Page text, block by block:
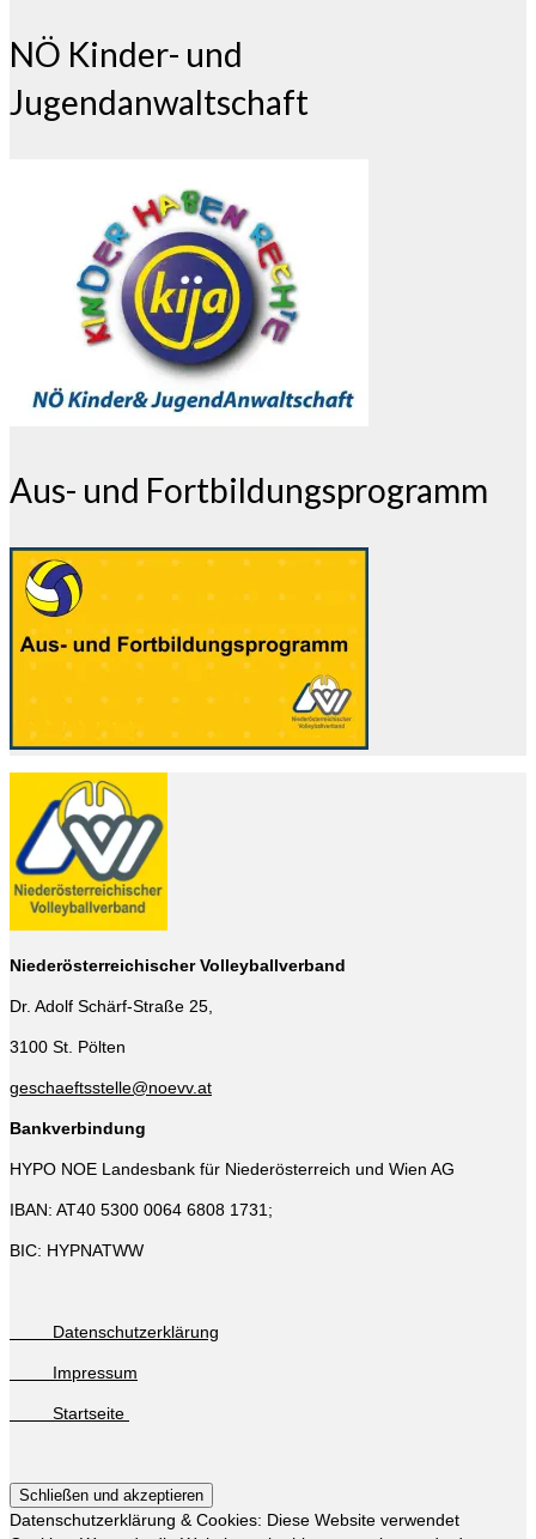
NÖ Kinder- und
Jugendanwaltschaft
Aus- und Fortbildungsprogramm
Niederösterreichischer Volleyballverband
Dr. Adolf Schärf-Straße 25,
3100 St. Pölten
geschaeftsstelle@noevv.at
Bankverbindung
HYPO NOE Landesbank für Niederösterreich und Wien AG
IBAN: AT40 5300 0064 6808 1731;
BIC: HYPNATWW
Datenschutzerklärung
Impressum
Startseite
Datenschutzerklärung & Cookies: Diese Website verwendet